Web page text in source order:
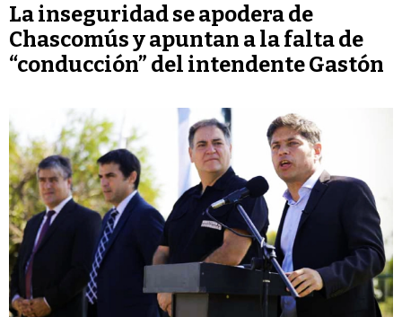
La inseguridad se apodera de
Chascomús y apuntan a la falta de
“conducción” del intendente Gastón